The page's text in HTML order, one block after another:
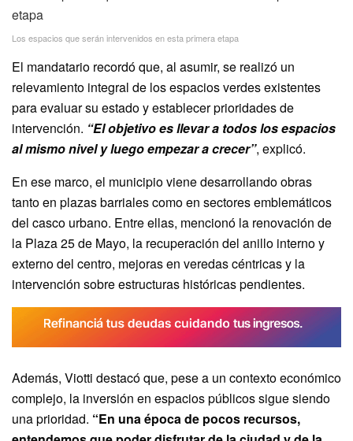
Los espacios que serán intervenidos en esta primera etapa
El mandatario recordó que, al asumir, se realizó un
relevamiento integral de los espacios verdes existentes
para evaluar su estado y establecer prioridades de
intervención. “El objetivo es llevar a todos los espacios
al mismo nivel y luego empezar a crecer”, explicó.
En ese marco, el municipio viene desarrollando obras
tanto en plazas barriales como en sectores emblemáticos
del casco urbano. Entre ellas, mencionó la renovación de
la Plaza 25 de Mayo, la recuperación del anillo interno y
externo del centro, mejoras en veredas céntricas y la
intervención sobre estructuras históricas pendientes.
Además, Viotti destacó que, pese a un contexto económico
complejo, la inversión en espacios públicos sigue siendo
una prioridad. “En una época de pocos recursos,